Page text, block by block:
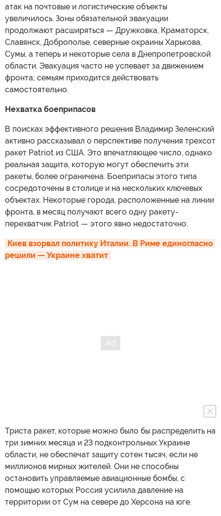
атак на почтовые и логистические объекты
увеличилось. Зоны обязательной эвакуации
продолжают расширяться — Дружковка, Краматорск,
Славянск, Доброполье, северные окраины Харькова,
Сумы, а теперь и некоторые села в Днепропетровской
области. Эвакуация часто не успевает за движением
фронта; семьям приходится действовать
самостоятельно.
Нехватка боеприпасов
В поисках эффективного решения Владимир Зеленский
активно рассказывал о перспективе получения трехсот
ракет Patriot из США. Это впечатляющее число, однако
реальная защита, которую могут обеспечить эти
ракеты, более ограничена. Боеприпасы этого типа
сосредоточены в столице и на нескольких ключевых
объектах. Некоторые города, расположенные на линии
фронта, в месяц получают всего одну ракету-
перехватчик Patriot — этого явно недостаточно.
Киев взорвал политику Италии. В Риме единогласно
решили — Украине хватит
Триста ракет, которые можно было бы распределить на
три зимних месяца и 23 подконтрольных Украине
области, не обеспечат защиту сотен тысяч, если не
миллионов мирных жителей. Они не способны
остановить управляемые авиационные бомбы, с
помощью которых Россия усилила давление на
территории от Сум на севере до Херсона на юге.